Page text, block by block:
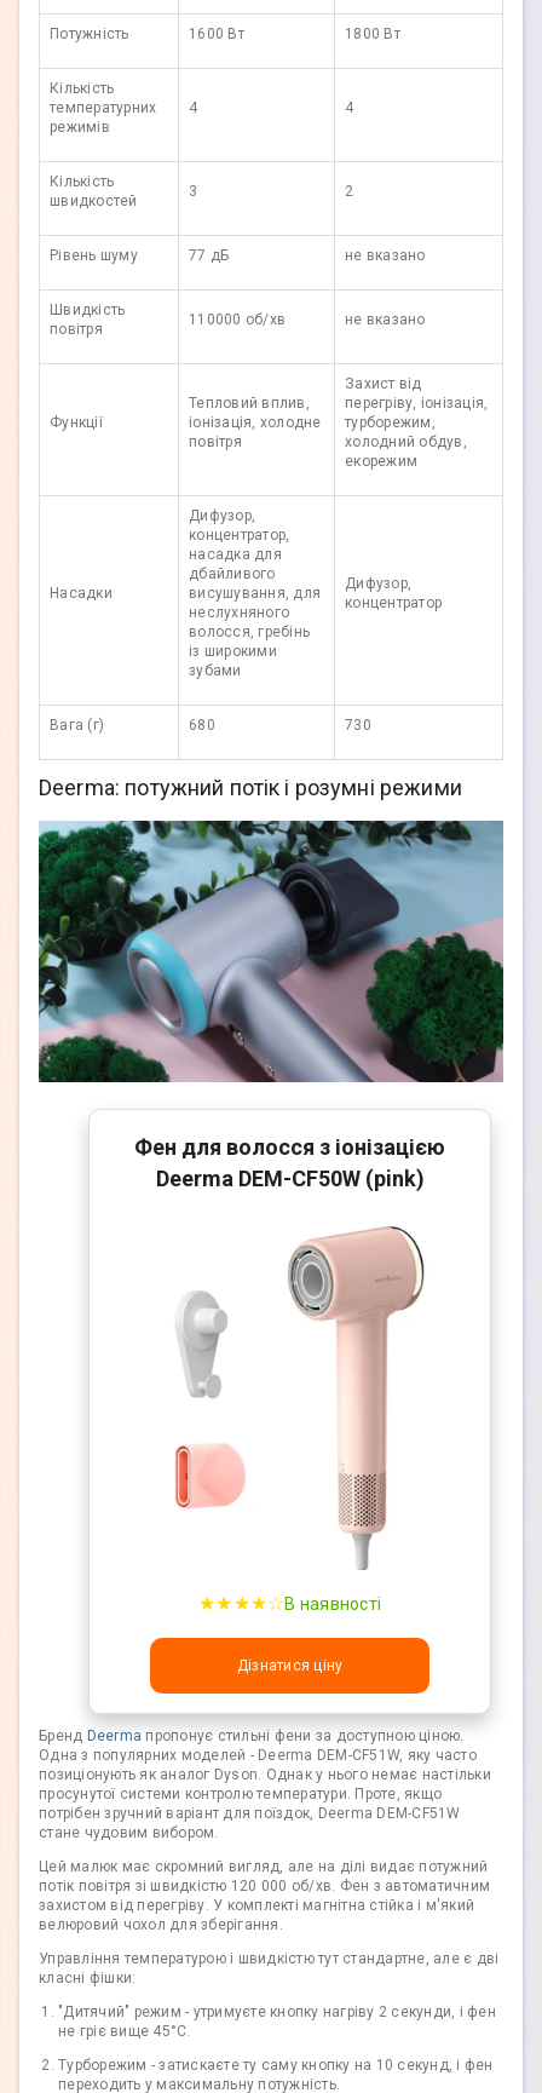
Потужність 1600 Вт 1800 Вт
Кількість
температурних
режимів
4 4
Кількість
швидкостей
3 2
Рівень шуму 77 дБ не вказано
Швидкість
повітря
110000 об/хв не вказано
Функції
Тепловий вплив,
іонізація, холодне
повітря
Захист від
перегріву, іонізація,
турборежим,
холодний обдув,
екорежим
Насадки
Дифузор,
концентратор,
насадка для
дбайливого
висушування, для
неслухняного
волосся, гребінь
із широкими
зубами
Дифузор,
концентратор
Вага (г) 680 730
Deerma: потужний потік і розумні режими
Фен для волосся з іонізацією
Deerma DEM-CF50W (pink)
★★★★☆В наявності
Дізнатися ціну
Бренд Deerma пропонує стильні фени за доступною ціною.
Одна з популярних моделей - Deerma DEM-CF51W, яку часто
позиціонують як аналог Dyson. Однак у нього немає настільки
просунутої системи контролю температури. Проте, якщо
потрібен зручний варіант для поїздок, Deerma DEM-CF51W
стане чудовим вибором.
Цей малюк має скромний вигляд, але на ділі видає потужний
потік повітря зі швидкістю 120 000 об/хв. Фен з автоматичним
захистом від перегріву. У комплекті магнітна стійка і м'який
велюровий чохол для зберігання.
Управління температурою і швидкістю тут стандартне, але є дві
класні фішки:
"Дитячий" режим - утримуєте кнопку нагріву 2 секунди, і фен
не гріє вище 45°C.
Турборежим - затискаєте ту саму кнопку на 10 секунд, і фен
переходить у максимальну потужність.